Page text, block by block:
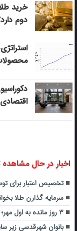
خرید
دوم
اقتصادی
اخبار در حال مشاهده
تخصیص اعتبار برای
سرمایه گذارن طلا
۳ روز مانده به اول مهر؛ همچنان از رفاهیات معلمان خبری نیست!
بانوان شهرقدسی زیر